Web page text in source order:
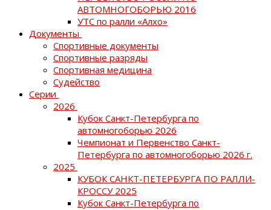
АВТОМНОГОБОРЬЮ 2016
УТС по ралли «Алхо»
Документы
Спортивные документы
Спортивные разряды
Спортивная медицина
Судейство
Серии
2026
Кубок Санкт-Петербурга по
автомногоборью 2026
Чемпионат и Первенство Санкт-
Петербурга по автомногоборью 2026 г.
2025
КУБОК САНКТ-ПЕТЕРБУРГА ПО РАЛЛИ-
КРОССУ 2025
Кубок Санкт-Петербурга по